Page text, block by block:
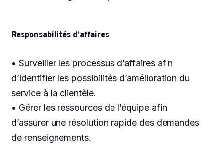
Responsabilités d’affaires
• Surveiller les processus d’affaires afin
d’identifier les possibilités d’amélioration du
service à la clientèle.
• Gérer les ressources de l’équipe afin
d’assurer une résolution rapide des demandes
de renseignements.